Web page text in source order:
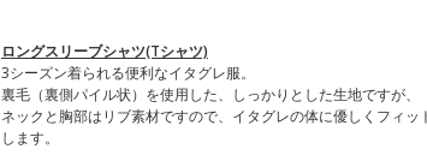
ロングスリーブシャツ(Tシャツ)
3シーズン着られる便利なイタグレ服。
裏毛（裏側パイル状）を使用した、しっかりとした生地ですが、
ネックと胸部はリブ素材ですので、イタグレの体に優しくフィッ
します。